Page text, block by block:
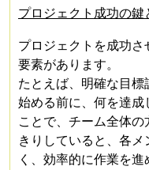
プロジェクト成功の鍵
プロジェクトを成功
要素があります。
たとえば、明確な目
始める前に、何を達成
ことで、チーム全体
きりしていると、各
く、効率的に作業を進